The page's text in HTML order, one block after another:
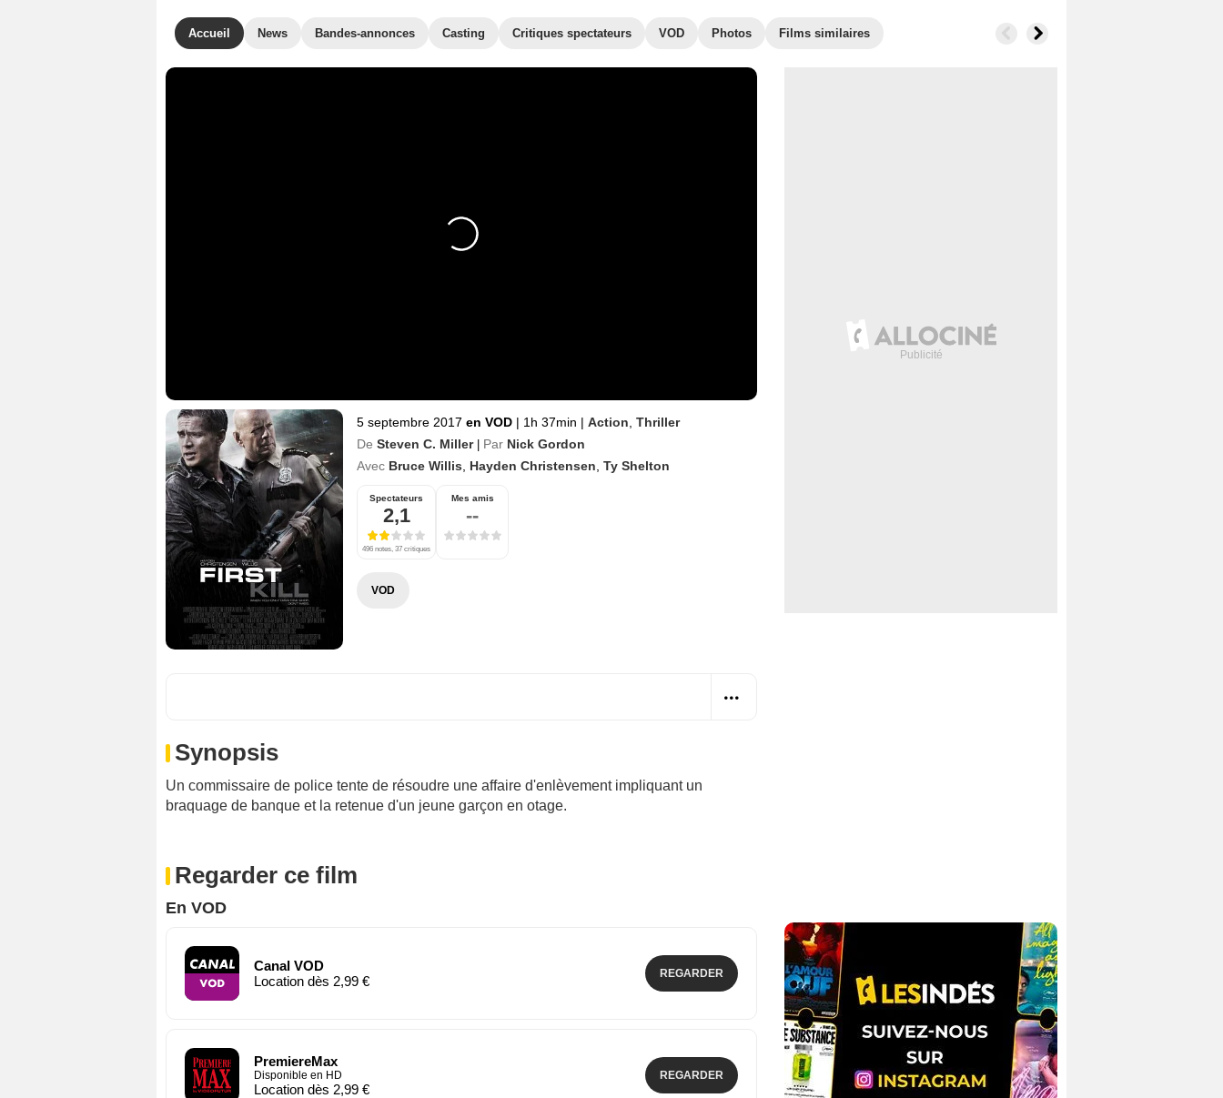
Accueil News Bandes-annonces Casting Critiques spectateurs VOD Photos Films similaires
5 septembre 2017 en VOD | 1h 37min | Action Thriller
De Steven C. Miller | Par Nick Gordon
Avec Bruce Willis Hayden Christensen Ty Shelton
Spectateurs
2,1
496 notes, 37 critiques
Mes amis
--
VOD
Synopsis
Un commissaire de police tente de résoudre une affaire d'enlèvement impliquant un
braquage de banque et la retenue d'un jeune garçon en otage.
Regarder ce film
En VOD
Canal VOD
Location dès 2,99 €
REGARDER
PremiereMax
Disponible en HD
Location dès 2,99 €
REGARDER